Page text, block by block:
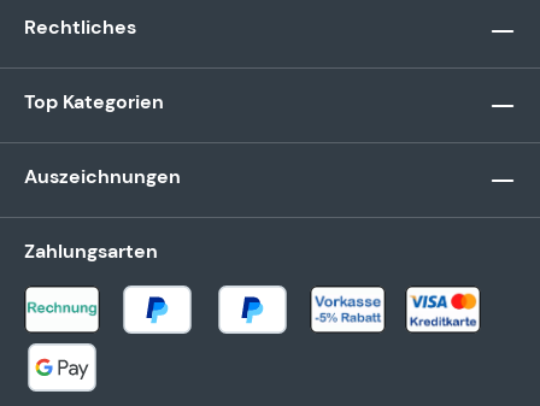
Rechtliches
Top Kategorien
Auszeichnungen
Zahlungsarten